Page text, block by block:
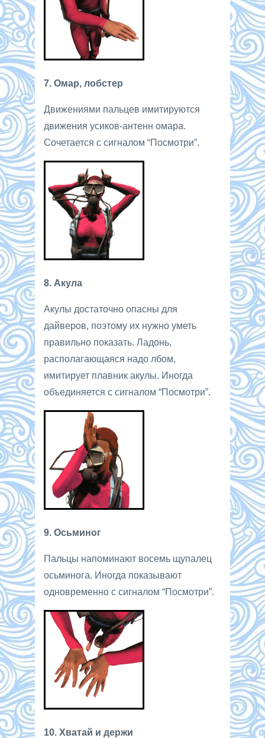
7. Омар, лобстер
Движениями пальцев имитируются
движения усиков-антенн омара.
Сочетается с сигналом “Посмотри”.
8. Акула
Акулы достаточно опасны для
дайверов, поэтому их нужно уметь
правильно показать. Ладонь,
располагающаяся надо лбом,
имитирует плавник акулы. Иногда
объединяется с сигналом “Посмотри”.
9. Осьминог
Пальцы напоминают восемь щупалец
осьминога. Иногда показывают
одновременно с сигналом “Посмотри”.
10. Хватай и держи